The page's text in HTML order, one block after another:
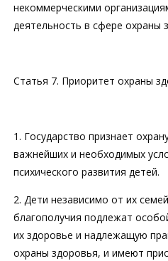
некоммерческими
деятельность в сфере охраны
Статья 7. Приоритет охраны
1. Государство признает
важнейших и необходимых
психического развития детей.
2. Дети независимо от их
благополучия подлежат
их здоровье и надлежащую
охраны здоровья, и имеют